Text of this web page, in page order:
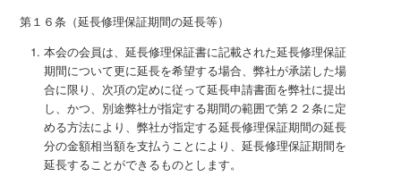
第１６条（延長修理保証期間の延長等）
本会の会員は、延長修理保証書に記載された延長修理保証
期間について更に延長を希望する場合、弊社が承諾した場
合に限り、次項の定めに従って延長申請書面を弊社に提出
し、かつ、別途弊社が指定する期間の範囲で第２２条に定
める方法により、弊社が指定する延長修理保証期間の延長
分の金額相当額を支払うことにより、延長修理保証期間を
延長することができるものとします。